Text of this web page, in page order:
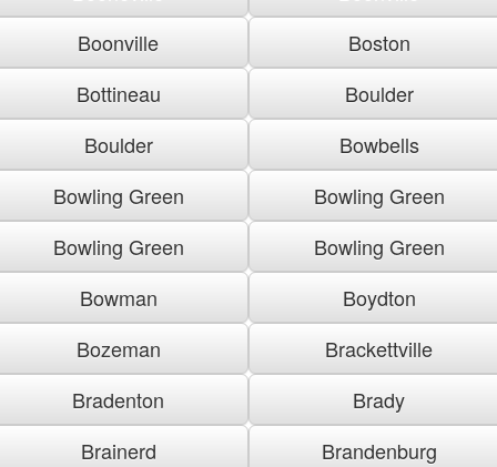
Boonville
Boston
Bottineau
Boulder
Boulder
Bowbells
Bowling Green
Bowling Green
Bowling Green
Bowling Green
Bowman
Boydton
Bozeman
Brackettville
Bradenton
Brady
Brainerd
Brandenburg